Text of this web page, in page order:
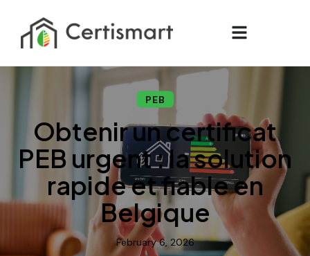
PEB
Obtenir un certificat
PEB urgent : la solution
rapide et fiable en
Belgique
February 6, 2026